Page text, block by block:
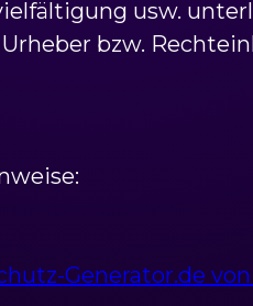
usw.
bzw.
Generator.de